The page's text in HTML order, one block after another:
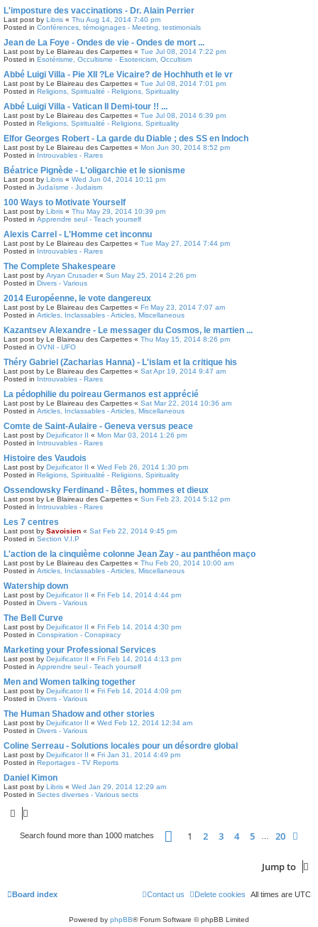
L'imposture des vaccinations - Dr. Alain Perrier
Last post by Libris « Thu Aug 14, 2014 7:40 pm
Posted in Conférences, témoignages - Meeting, testimonials
Jean de La Foye - Ondes de vie - Ondes de mort ...
Last post by Le Blaireau des Carpettes « Tue Jul 08, 2014 7:22 pm
Posted in Esotérisme, Occultisme - Esotericism, Occultism
Abbé Luigi Villa - Pie XII ?Le Vicaire? de Hochhuth et le vr
Last post by Le Blaireau des Carpettes « Tue Jul 08, 2014 7:01 pm
Posted in Religions, Spiritualité - Religions, Spirituality
Abbé Luigi Villa - Vatican II Demi-tour !! ...
Last post by Le Blaireau des Carpettes « Tue Jul 08, 2014 6:39 pm
Posted in Religions, Spiritualité - Religions, Spirituality
Elfor Georges Robert - La garde du Diable ; des SS en Indoch
Last post by Le Blaireau des Carpettes « Mon Jun 30, 2014 8:52 pm
Posted in Introuvables - Rares
Béatrice Pignède - L'oligarchie et le sionisme
Last post by Libris « Wed Jun 04, 2014 10:11 pm
Posted in Judaïsme - Judaism
100 Ways to Motivate Yourself
Last post by Libris « Thu May 29, 2014 10:39 pm
Posted in Apprendre seul - Teach yourself
Alexis Carrel - L'Homme cet inconnu
Last post by Le Blaireau des Carpettes « Tue May 27, 2014 7:44 pm
Posted in Introuvables - Rares
The Complete Shakespeare
Last post by Aryan Crusader« Sun May 25, 2014 2:26 pm
Posted in Divers - Various
2014 Européenne, le vote dangereux
Last post by Le Blaireau des Carpettes « Fri May 23, 2014 7:07 am
Posted in Articles, Inclassables - Articles, Miscellaneous
Kazantsev Alexandre - Le messager du Cosmos, le martien ...
Last post by Le Blaireau des Carpettes « Thu May 15, 2014 8:26 pm
Posted in OVNI - UFO
Théry Gabriel (Zacharias Hanna) - L'islam et la critique his
Last post by Le Blaireau des Carpettes « Sat Apr 19, 2014 9:47 am
Posted in Introuvables - Rares
La pédophilie du poireau Germanos est apprécié
Last post by Le Blaireau des Carpettes « Sat Mar 22, 2014 10:36 am
Posted in Articles, Inclassables - Articles, Miscellaneous
Comte de Saint-Aulaire - Geneva versus peace
Last post by Dejuificator II « Mon Mar 03, 2014 1:26 pm
Posted in Introuvables - Rares
Histoire des Vaudois
Last post by Dejuificator II « Wed Feb 26, 2014 1:30 pm
Posted in Religions, Spiritualité - Religions, Spirituality
Ossendowsky Ferdinand - Bêtes, hommes et dieux
Last post by Le Blaireau des Carpettes « Sun Feb 23, 2014 5:12 pm
Posted in Introuvables - Rares
Les 7 centres
Last post by Savoisien « Sat Feb 22, 2014 9:45 pm
Posted in Section V.I.P
L'action de la cinquième colonne Jean Zay - au panthéon maço
Last post by Le Blaireau des Carpettes « Thu Feb 20, 2014 10:00 am
Posted in Articles, Inclassables - Articles, Miscellaneous
Watership down
Last post by Dejuificator II « Fri Feb 14, 2014 4:44 pm
Posted in Divers - Various
The Bell Curve
Last post by Dejuificator II « Fri Feb 14, 2014 4:30 pm
Posted in Conspiration - Conspiracy
Marketing your Professional Services
Last post by Dejuificator II « Fri Feb 14, 2014 4:13 pm
Posted in Apprendre seul - Teach yourself
Men and Women talking together
Last post by Dejuificator II « Fri Feb 14, 2014 4:09 pm
Posted in Divers - Various
The Human Shadow and other stories
Last post by Dejuificator II « Wed Feb 12, 2014 12:34 am
Posted in Divers - Various
Coline Serreau - Solutions locales pour un désordre global
Last post by Dejuificator II « Fri Jan 31, 2014 4:49 pm
Posted in Reportages - TV Reports
Daniel Kimon
Last post by Libris « Wed Jan 29, 2014 12:29 am
Posted in Sectes diverses - Various sects
Search found more than 1000 matches Page 1of 20
1 2 3 4 5 20
Jump to
Board index All times are UTC
Delete cookies
Contact us
Powered by phpBB® Forum Software © phpBB Limited